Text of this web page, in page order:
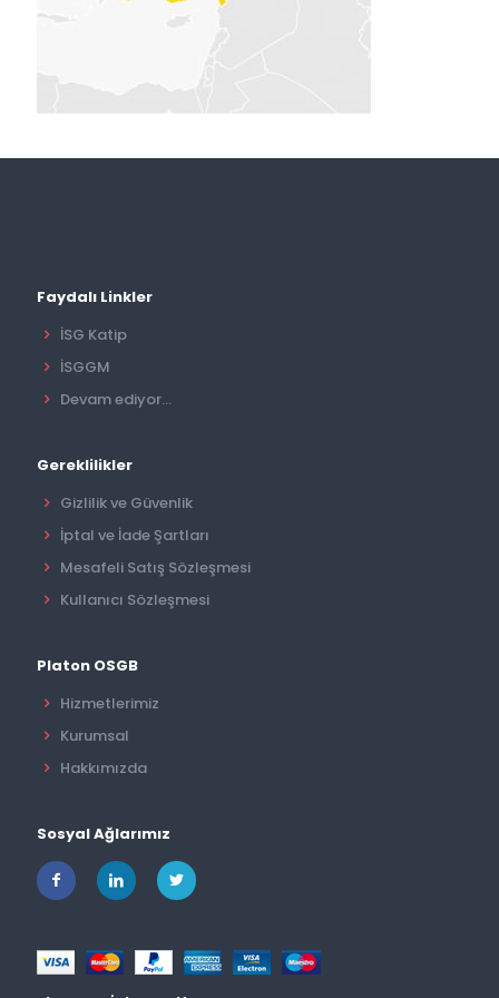
Faydalı Linkler
İSG Katip
İSGGM
Devam ediyor...
Gereklilikler
Gizlilik ve Güvenlik
İptal ve İade Şartları
Mesafeli Satış Sözleşmesi
Kullanıcı Sözleşmesi
Platon OSGB
Hizmetlerimiz
Kurumsal
Hakkımızda
Sosyal Ağlarımız